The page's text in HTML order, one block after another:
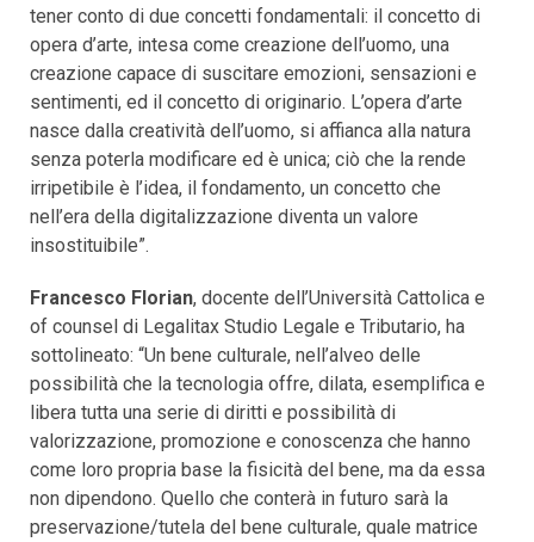
tener conto di due concetti fondamentali: il concetto di
opera d’arte, intesa come creazione dell’uomo, una
creazione capace di suscitare emozioni, sensazioni e
sentimenti, ed il concetto di originario. L’opera d’arte
nasce dalla creatività dell’uomo, si affianca alla natura
senza poterla modificare ed è unica; ciò che la rende
irripetibile è l’idea, il fondamento, un concetto che
nell’era della digitalizzazione diventa un valore
insostituibile”.
Francesco Florian, docente dell’Università Cattolica e
of counsel di Legalitax Studio Legale e Tributario, ha
sottolineato: “Un bene culturale, nell’alveo delle
possibilità che la tecnologia offre, dilata, esemplifica e
libera tutta una serie di diritti e possibilità di
valorizzazione, promozione e conoscenza che hanno
come loro propria base la fisicità del bene, ma da essa
non dipendono. Quello che conterà in futuro sarà la
preservazione/tutela del bene culturale, quale matrice